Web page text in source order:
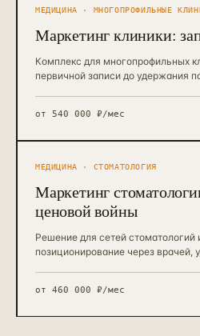
МЕДИЦИНА · МНОГОПРОФИЛЬНЫЕ
Маркетинг клиники:
Комплекс для многопрофильных
первичной записи до удержания
от 540 000 ₽/мес
МЕДИЦИНА · СТОМАТОЛОГИЯ
Маркетинг
ценовой войны
Решение для сетей
позиционирование через врачей,
от 460 000 ₽/мес